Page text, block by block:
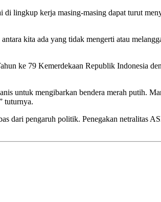
lingkup kerja masing-masing dapat turut
kita ada yang tidak mengerti atau
ke 79 Kemerdekaan Republik Indonesia
untuk mengibarkan bendera merah putih.
tuturnya.
dari pengaruh politik. Penegakan netralitas